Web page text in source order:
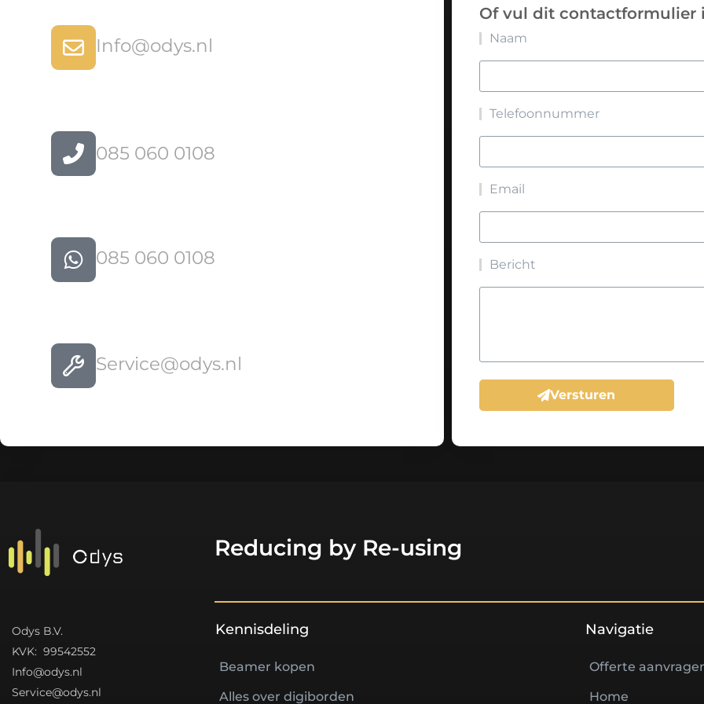
Info@odys.nl
085 060 0108
085 060 0108
Service@odys.nl
Of vul dit contactformulier
Naam
Telefoonnummer
Email
Bericht
Versturen
Reducing by Re-using
Odys B.V.
KVK: 99542552
Info@odys.nl
Service@odys.nl
Kennisdeling
Beamer kopen
Alles over digiborden
Navigatie
Offerte
Home